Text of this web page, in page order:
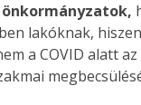
lakóknak,
a COVID alatt az